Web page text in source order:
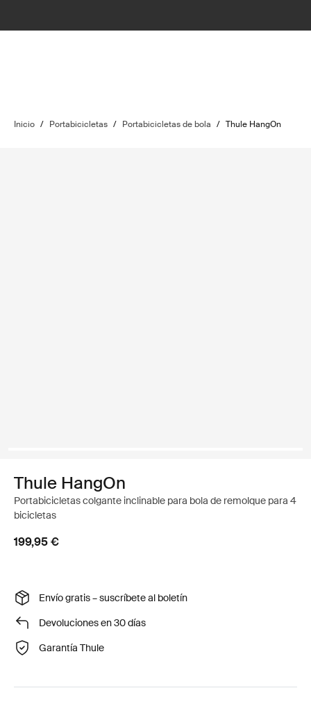
Inicio / Portabicicletas / Portabicicletas de bola / Thule HangOn
Thule HangOn
Portabicicletas colgante inclinable para bola de remolque para 4
bicicletas
199,95 €
Envío gratis – suscríbete al boletín
Devoluciones en 30 días
Garantía Thule